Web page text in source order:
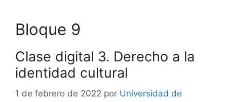
Bloque 9
Clase digital 3. Derecho a la
identidad cultural
1 de febrero de 2022 por Universidad de